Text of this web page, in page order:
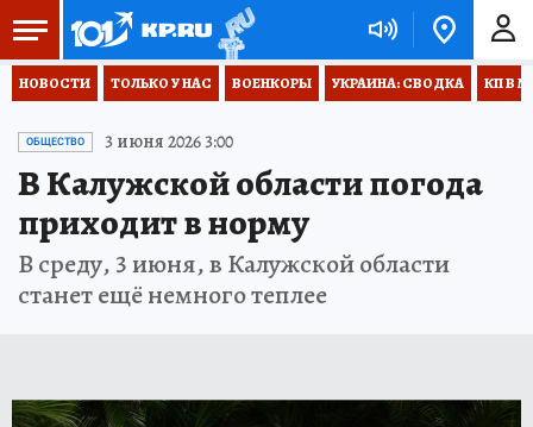
НОВОСТИ ТОЛЬКО У НАС ВОЕНКОРЫ УКРАИНА: СВОДКА КП В
ОБЩЕСТВО 3 июня 2026 3:00
В Калужской области погода
приходит в норму
В среду, 3 июня, в Калужской области
станет ещё немного теплее